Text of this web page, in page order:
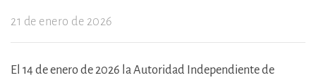
21 de enero de 2026
El 14 de enero de 2026 la Autoridad Independiente de